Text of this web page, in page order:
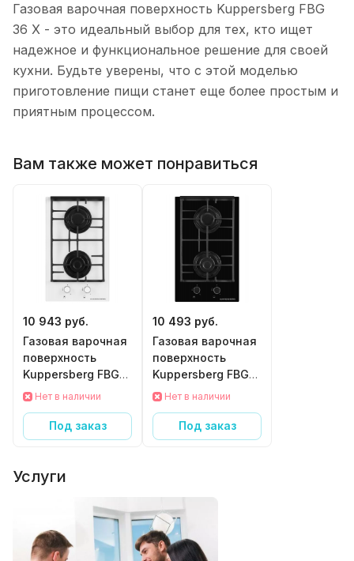
Газовая варочная поверхность Kuppersberg FBG
36 X - это идеальный выбор для тех, кто ищет
надежное и функциональное решение для своей
кухни. Будьте уверены, что с этой моделью
приготовление пищи станет еще более простым и
приятным процессом.
Вам также может понравиться
10 943 руб.
Газовая варочная
поверхность
Kuppersberg FBG
36 WG
Нет в наличии
Под заказ
10 493 руб.
Газовая варочная
поверхность
Kuppersberg FBG
36 BGНет в наличии
Под заказ
Услуги